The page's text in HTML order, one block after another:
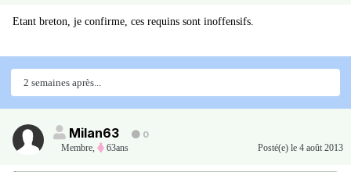
Etant breton, je confirme, ces requins sont inoffensifs.
2 semaines après...
Milan63
0
Membre, 63ans Posté(e) le 4 août 2013